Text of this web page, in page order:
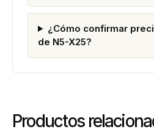
¿Cómo confirmar
de N5-X25?
Productos